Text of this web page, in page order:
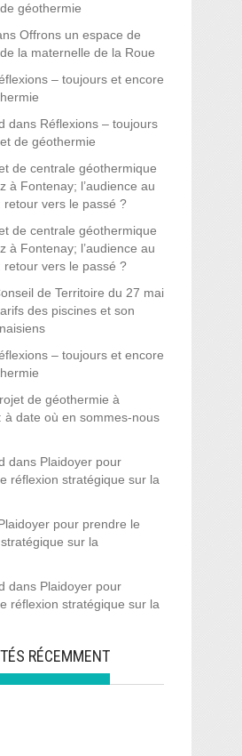
géothermie
Offrons un espace de
la maternelle de la Roue
– toujours et encore
dans Réflexions – toujours
de géothermie
de centrale géothermique
à Fontenay; l’audience au
vers le passé ?
de centrale géothermique
à Fontenay; l’audience au
vers le passé ?
de Territoire du 27 mai
des piscines et son
– toujours et encore
de géothermie à
à date où en sommes-nous
dans Plaidoyer pour
réflexion stratégique sur la
pour prendre le
sur la
dans Plaidoyer pour
réflexion stratégique sur la
RÉCEMMENT